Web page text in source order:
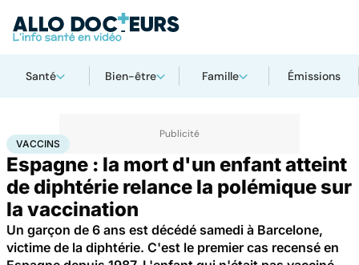
Santé Bien-être Famille Émissions
AccueilSanté Vaccins
VACCINS
Espagne : la mort d'un enfant atteint
de diphtérie relance la polémique sur
la vaccination
Un garçon de 6 ans est décédé samedi à Barcelone,
victime de la diphtérie. C'est le premier cas recensé en